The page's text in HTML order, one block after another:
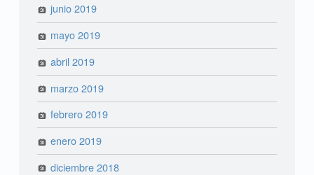
junio 2019
mayo 2019
abril 2019
marzo 2019
febrero 2019
enero 2019
diciembre 2018